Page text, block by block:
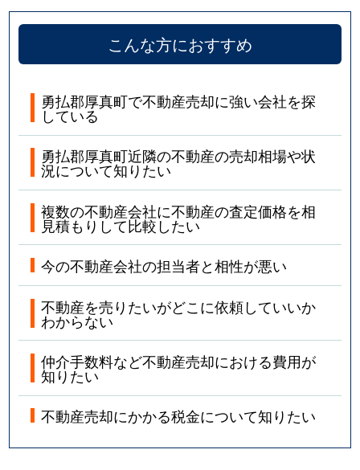
こんな方におすすめ
勇払郡厚真町で不動産売却に強い会社を探
している
勇払郡厚真町近隣の不動産の売却相場や状
況について知りたい
複数の不動産会社に不動産の査定価格を相
見積もりして比較したい
今の不動産会社の担当者と相性が悪い
不動産を売りたいがどこに依頼していいか
わからない
仲介手数料など不動産売却における費用が
知りたい
不動産売却にかかる税金について知りたい